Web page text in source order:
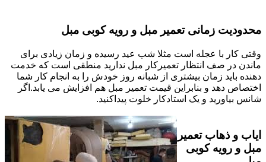
محدودیت زمانی تعمیر مبل و رویه کوبی مبل
وقتی کار با عجله است مثلا شب عید رسیده و زمان زیادی برای
ماندن در صف انتظار تعمیرکار مبل ندارید منطقی است که خدمت
دهنده باید زمان بیشتری از شبانه روز خودش را به انجام کار شما
اختصاص دهد و بنابراین قیمت تعمیر مبل هم افزایش می یابد.اگر
شانس بیاورید و یک استادکار خلوت پیداکنید.
ایاب و ذهاب تعمیر
مبل و رویه کوبی